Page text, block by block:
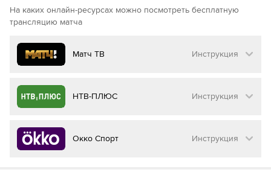
На каких онлайн-ресурсах можно посмотреть бесплатную
трансляцию матча
Матч ТВ Инструкция
Как смотреть бесплатно трансляцию матча
Матч ТВ
Инструкция
Перейдите на сайт МАТЧ ТВ
НТВ-ПЛЮС Инструкция
Как смотреть бесплатно трансляцию матча
на НТВ ПЛЮС
Окко Спорт Инструкция